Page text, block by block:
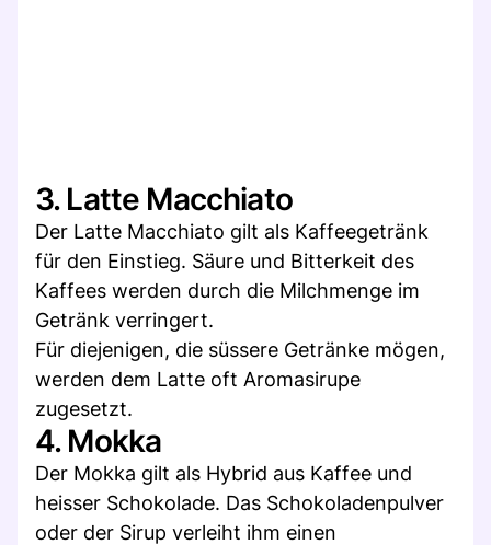
3. Latte Macchiato
Der Latte Macchiato gilt als Kaffeegetränk
für den Einstieg. Säure und Bitterkeit des
Kaffees werden durch die Milchmenge im
Getränk verringert.
Für diejenigen, die süssere Getränke mögen,
werden dem Latte oft Aromasirupe
zugesetzt.
4. Mokka
Der Mokka gilt als Hybrid aus Kaffee und
heisser Schokolade. Das Schokoladenpulver
oder der Sirup verleiht ihm einen